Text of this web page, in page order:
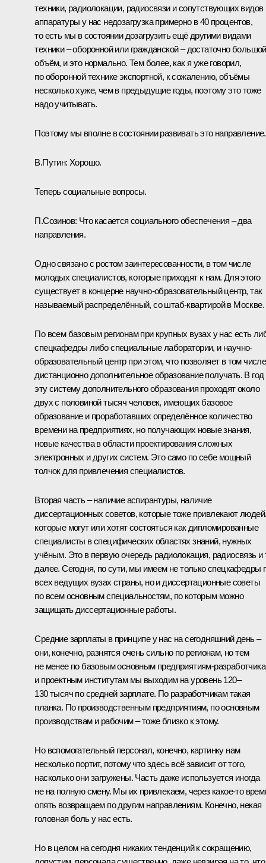
техники, радиолокации, радиосвязи и сопутствующих видов
аппаратуры у нас недозагрузка примерно в 40 процентов,
то есть мы в состоянии дозагрузить ещё другими видами
техники – оборонной или гражданской – достаточно большой
объём, и это нормально. Тем более, как я уже говорил,
по оборонной технике экспортной, к сожалению, объёмы
несколько хуже, чем в предыдущие годы, поэтому это тоже
надо учитывать.
Поэтому мы вполне в состоянии развивать это направление.
В.Путин: Хорошо.
Теперь социальные вопросы.
П.Созинов: Что касается социального обеспечения – два
направления.
Одно связано с ростом заинтересованности, в том числе
молодых специалистов, которые приходят к нам. Для этого
существует в концерне научно-образовательный центр, так
называемый распределённый, со штаб-квартирой в Москве.
По всем базовым регионам при крупных вузах у нас есть
спецкафедры либо специальные лаборатории, и научно-
образовательный центр при этом, что позволяет в том числе
дистанционно дополнительное образование получать. В год
эту систему дополнительного образования проходят около
двух с половиной тысяч человек, имеющих базовое
образование и проработавших определённое количество
времени на предприятиях, но получающих новые знания,
новые качества в области проектирования сложных
электронных и других систем. Это само по себе мощный
толчок для привлечения специалистов.
Вторая часть – наличие аспирантуры, наличие
диссертационных советов, которые тоже привлекают
которые могут или хотят состояться как дипломированные
специалисты в специфических областях знаний, нужных
учёным. Это в первую очередь радиолокация, радиосвязь и
далее. Сегодня, по сути, мы имеем не только спецкафедры
всех ведущих вузах страны, но и диссертационные советы
по всем основным специальностям, по которым можно
защищать диссертационные работы.
Средние зарплаты в принципе у нас на сегодняшний день –
они, конечно, разнятся очень сильно по регионам, но тем
не менее по базовым основным предприятиям-
и проектным институтам мы выходим на уровень 120–
130 тысяч по средней зарплате. По разработчикам такая
планка. По производственным предприятиям, по основным
производствам и рабочим – тоже близко к этому.
Но вспомогательный персонал, конечно, картинку нам
несколько портит, потому что здесь всё зависит от того,
насколько они загружены. Часть даже используется иногда
не на полную смену. Мы их привлекаем, через какое-то
опять возвращаем по другим направлениям. Конечно, некая
головная боль у нас есть.
Но в целом на сегодня никаких тенденций к сокращению,